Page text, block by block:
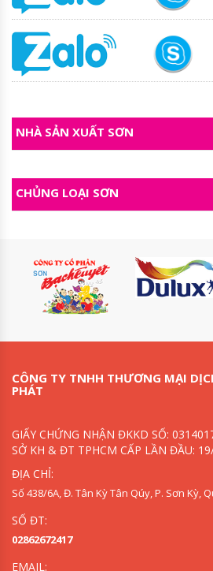
NHÀ SẢN XUẤT SƠN
CHỦNG LOẠI SƠN
CÔNG TY TNHH THƯƠNG MẠI
PHÁT
GIẤY CHỨNG NHẬN ĐKKD SỐ:
SỞ KH & ĐT TPHCM CẤP LẦN ĐẦU:
ĐỊA CHỈ:
Số 438/6A, Đ. Tân Kỳ Tân Qúy, P. Sơn Kỳ,
SỐ ĐT:
02862672417
EMAIL: